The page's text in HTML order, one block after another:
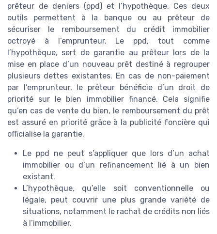
prêteur de deniers (ppd) et l’hypothèque. Ces deux
outils permettent à la banque ou au prêteur de
sécuriser le remboursement du crédit immobilier
octroyé à l’emprunteur. Le ppd, tout comme
l’hypothèque, sert de garantie au prêteur lors de la
mise en place d’un nouveau prêt destiné à regrouper
plusieurs dettes existantes. En cas de non-paiement
par l’emprunteur, le prêteur bénéficie d’un droit de
priorité sur le bien immobilier financé. Cela signifie
qu’en cas de vente du bien, le remboursement du prêt
est assuré en priorité grâce à la publicité foncière qui
officialise la garantie.
Le ppd ne peut s’appliquer que lors d’un achat
immobilier ou d’un refinancement lié à un bien
existant.
L’hypothèque, qu’elle soit conventionnelle ou
légale, peut couvrir une plus grande variété de
situations, notamment le rachat de crédits non liés
à l’immobilier.